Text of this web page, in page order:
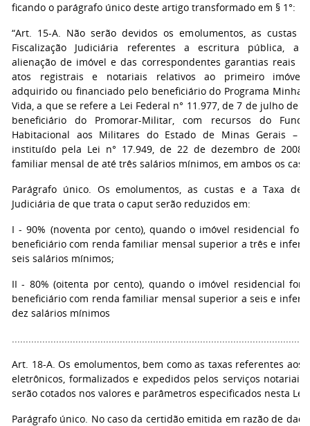
ficando o parágrafo único deste artigo transformado em § 1°:
“Art. 15-A. Não serão devidos os emolumentos, as custas
Fiscalização Judiciária referentes a escritura pública, a
alienação de imóvel e das correspondentes garantias reais e
atos registrais e notariais relativos ao primeiro imóvel
adquirido ou financiado pelo beneficiário do Programa Minha
Vida, a que se refere a Lei Federal n° 11.977, de 7 de julho de
beneficiário do Promorar-Militar, com recursos do
Habitacional aos Militares do Estado de Minas Gerais –
instituído pela Lei n° 17.949, de 22 de dezembro de 2008,
familiar mensal de até três salários mínimos, em ambos os
Parágrafo único. Os emolumentos, as custas e a Taxa de
Judiciária de que trata o caput serão reduzidos em:
I - 90% (noventa por cento), quando o imóvel residencial for
beneficiário com renda familiar mensal superior a três e
seis salários mínimos;
II - 80% (oitenta por cento), quando o imóvel residencial for
beneficiário com renda familiar mensal superior a seis e
dez salários mínimos
Art. 18-A. Os emolumentos, bem como as taxas referentes aos
eletrônicos, formalizados e expedidos pelos serviços notariais
serão cotados nos valores e parâmetros especificados nesta Lei.
Parágrafo único. No caso da certidão emitida em razão de